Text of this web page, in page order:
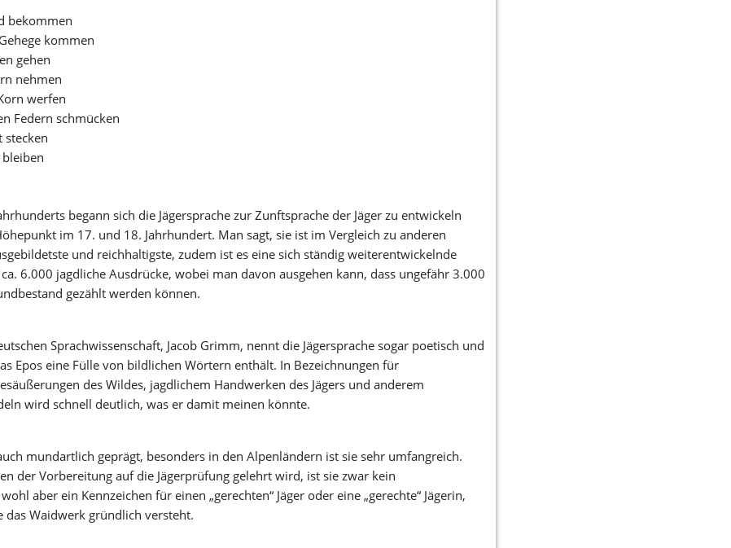
bekommen
kommen
gehen
nehmen
werfen
Federn schmücken
stecken
begann sich die Jägersprache zur Zunftsprache der Jäger zu entwickeln
im 17. und 18. Jahrhundert. Man sagt, sie ist im Vergleich zu anderen
und reichhaltigste, zudem ist es eine sich ständig weiterentwickelnde
6.000 jagdliche Ausdrücke, wobei man davon ausgehen kann, dass ungefähr 3.000
gezählt werden können.
Sprachwissenschaft, Jacob Grimm, nennt die Jägersprache sogar poetisch und
Epos eine Fülle von bildlichen Wörtern enthält. In Bezeichnungen für
des Wildes, jagdlichem Handwerken des Jägers und anderem
wird schnell deutlich, was er damit meinen könnte.
mundartlich geprägt, besonders in den Alpenländern ist sie sehr umfangreich.
der Vorbereitung auf die Jägerprüfung gelehrt wird, ist sie zwar kein
aber ein Kennzeichen für einen „gerechten“ Jäger oder eine „gerechte“ Jägerin,
das Waidwerk gründlich versteht.